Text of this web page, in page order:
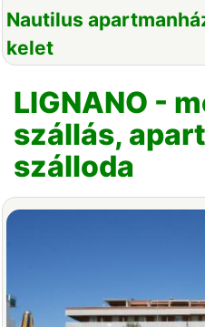
Nautilus
kelet
LIGNANO -
szállás,
szálloda